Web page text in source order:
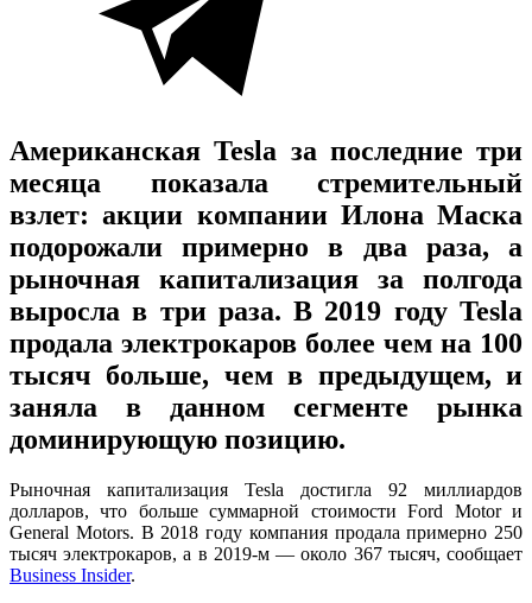
Американская Tesla за последние три
месяца показала стремительный
взлет: акции компании Илона Маска
подорожали примерно в два раза, а
рыночная капитализация за полгода
выросла в три раза. В 2019 году Tesla
продала электрокаров более чем на 100
тысяч больше, чем в предыдущем, и
заняла в данном сегменте рынка
доминирующую позицию.
Рыночная капитализация Tesla достигла 92 миллиардов
долларов, что больше суммарной стоимости Ford Motor и
General Motors. В 2018 году компания продала примерно 250
тысяч электрокаров, а в 2019-м — около 367 тысяч, сообщает
Business Insider.